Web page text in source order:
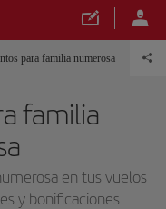
para familia numerosa
familia
en tus vuelos
y bonificaciones